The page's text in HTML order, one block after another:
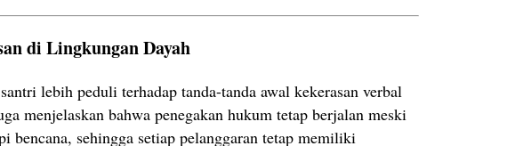
di Lingkungan Dayah
lebih peduli terhadap tanda-tanda awal kekerasan verbal
menjelaskan bahwa penegakan hukum tetap berjalan meski
bencana, sehingga setiap pelanggaran tetap memiliki